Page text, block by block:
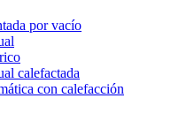
por vacío
calefactada
con calefacción